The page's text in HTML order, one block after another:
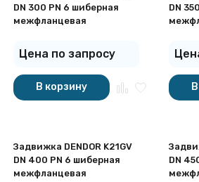
DN 300 PN 6 шиберная
межфланцевая
Цена по запросу
В корзину
DN
Задвижка DENDOR K21GV
DN 400 PN 6 шиберная
межфланцевая
DN